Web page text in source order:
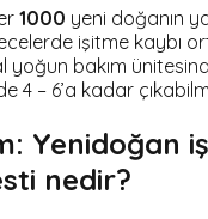
1000 yeni doğanın
işitme kaybı
yoğun bakım
4 – 6’a kadar
Yenidoğan
nedir?